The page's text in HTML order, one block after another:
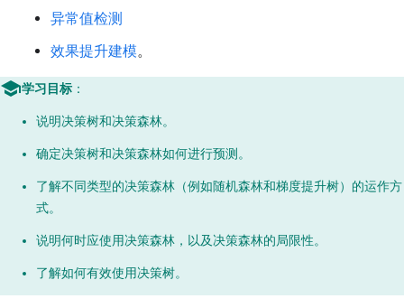
异常值检测
效果提升建模。
学习目标 ：
说明决策树和决策森林。
确定决策树和决策森林如何进行预测。
了解不同类型的决策森林（例如随机森林和梯度提升树）的运作方
式。
说明何时应使用决策森林，以及决策森林的局限性。
了解如何有效使用决策树。